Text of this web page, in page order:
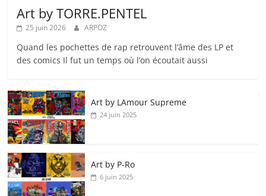
Art by TORRE.PENTEL
25 juin 2026 ARPOZ
Quand les pochettes de rap retrouvent l’âme des LP et
des comics Il fut un temps où l’on écoutait aussi
Art by LAmour Supreme
24 juin 2025
Art by P‑Ro
6 juin 2025